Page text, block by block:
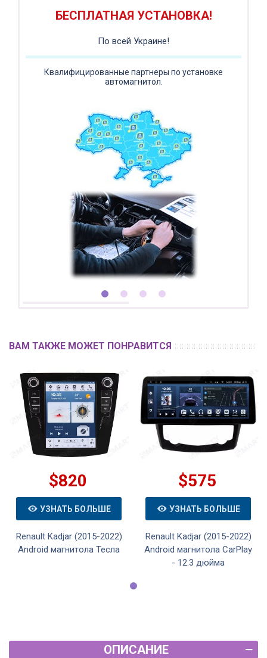
ПОДАРОК!
ВАМ ТАКЖЕ МОЖЕТ ПОНРАВИТСЯ
$820
УЗНАТЬ БОЛЬШЕ
Renault Kadjar (2015-2022)
Android магнитола Тесла
$575
УЗНАТЬ БОЛЬШЕ
Renault Kadjar (2015-2022)
Android магнитола CarPlay
- 12.3 дюйма
ОПИСАНИЕ